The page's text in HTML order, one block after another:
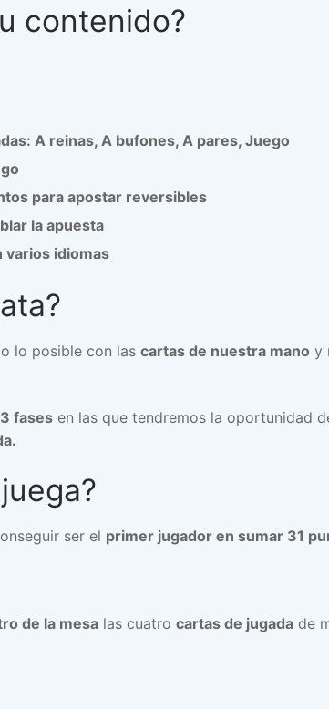
contenido?
A reinas, A bufones, A pares, Juego
para apostar reversibles
la apuesta
varios idiomas
lo posible con las cartas de nuestra mano y
3 fases en las que tendremos la oportunidad
ser el primer jugador en sumar 31
de la mesa las cuatro cartas de jugada de